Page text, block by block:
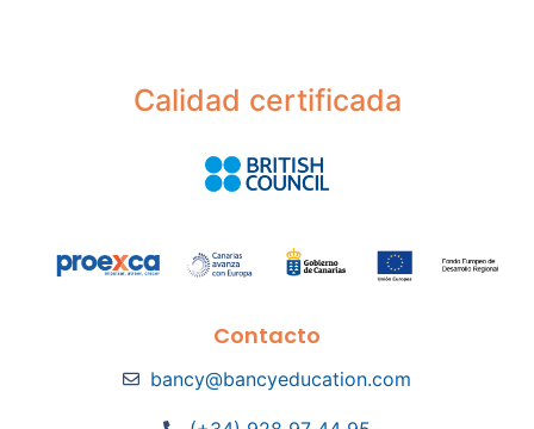
Calidad certificada
Contacto
bancy@bancyeducation.com